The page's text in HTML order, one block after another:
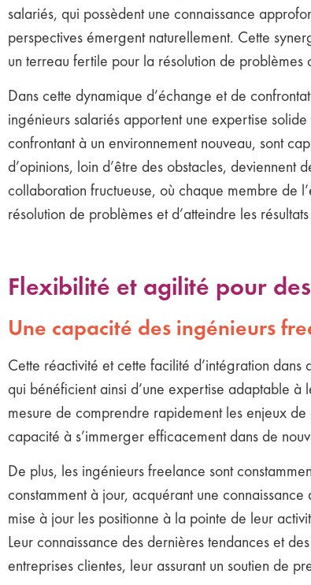
salariés, qui possèdent une connaissance
perspectives émergent naturellement. Cette
un terreau fertile pour la résolution de problèmes
Dans cette dynamique d’échange et de
ingénieurs salariés apportent une expertise
confrontant à un environnement nouveau, sont
d’opinions, loin d’être des obstacles, deviennent
collaboration fructueuse, où chaque membre de
résolution de problèmes et d’atteindre les
Flexibilité et agilité pour
Une capacité des ingénieurs
Cette réactivité et cette facilité d’intégration
qui bénéficient ainsi d’une expertise adaptable
mesure de comprendre rapidement les enjeux
capacité à s’immerger efficacement dans de
De plus, les ingénieurs freelance sont
constamment à jour, acquérant une
mise à jour les positionne à la pointe de leur
Leur connaissance des dernières tendances et
entreprises clientes, leur assurant un soutien de